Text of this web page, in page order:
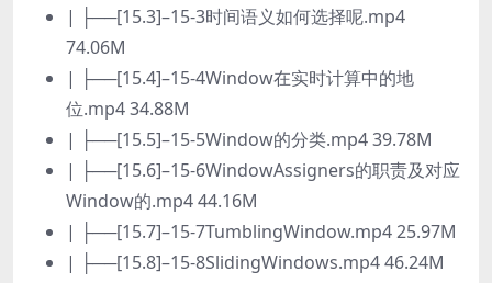
| ├──[15.3]–15-3时间语义如何选择呢.mp4
74.06M
| ├──[15.4]–15-4Window在实时计算中的地
位.mp4 34.88M
| ├──[15.5]–15-5Window的分类.mp4 39.78M
| ├──[15.6]–15-6WindowAssigners的职责及对应
Window的.mp4 44.16M
| ├──[15.7]–15-7TumblingWindow.mp4 25.97M
| ├──[15.8]–15-8SlidingWindows.mp4 46.24M